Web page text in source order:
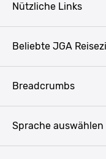
Nützliche Links
Presse
Beliebte JGA
Bukarest
Breadcrumbs
Sprache auswählen